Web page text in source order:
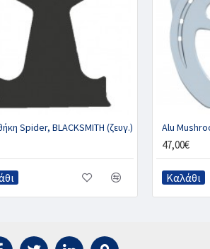
Spider, BLACKSMITH (ζευγ.)
47,00€
Καλάθι